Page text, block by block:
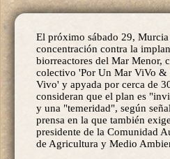
El próximo sábado 29, Murcia
concentración contra la
biorreactores del Mar Menor,
colectivo 'Por Un Mar ViVo &
Vivo' y apyada por cerca de
consideran que el plan es
y una "temeridad", según
prensa en la que también
presidente de la Comunidad
de Agricultura y Medio